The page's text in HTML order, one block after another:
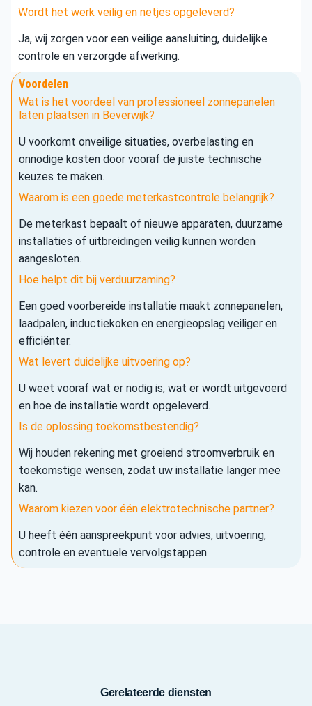
Wordt het werk veilig en netjes opgeleverd?
Ja, wij zorgen voor een veilige aansluiting, duidelijke
controle en verzorgde afwerking.
Voordelen
Wat is het voordeel van professioneel zonnepanelen
laten plaatsen in Beverwijk?
U voorkomt onveilige situaties, overbelasting en
onnodige kosten door vooraf de juiste technische
keuzes te maken.
Waarom is een goede meterkastcontrole belangrijk?
De meterkast bepaalt of nieuwe apparaten, duurzame
installaties of uitbreidingen veilig kunnen worden
aangesloten.
Hoe helpt dit bij verduurzaming?
Een goed voorbereide installatie maakt zonnepanelen,
laadpalen, inductiekoken en energieopslag veiliger en
efficiënter.
Wat levert duidelijke uitvoering op?
U weet vooraf wat er nodig is, wat er wordt uitgevoerd
en hoe de installatie wordt opgeleverd.
Is de oplossing toekomstbestendig?
Wij houden rekening met groeiend stroomverbruik en
toekomstige wensen, zodat uw installatie langer mee
kan.
Waarom kiezen voor één elektrotechnische partner?
U heeft één aanspreekpunt voor advies, uitvoering,
controle en eventuele vervolgstappen.
Gerelateerde diensten